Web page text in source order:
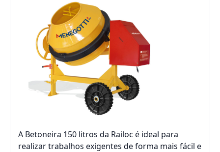
A Betoneira 150 litros da Railoc é ideal para
realizar trabalhos exigentes de forma mais fácil e